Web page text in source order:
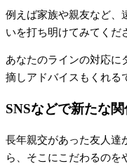
例えば家族や親友など、
いを打ち明けてみてくだ
あなたのラインの対応に
摘しアドバイスもくれる
SNSなどで新たな
長年親交があった友人達
ら、そこにこだわるのを